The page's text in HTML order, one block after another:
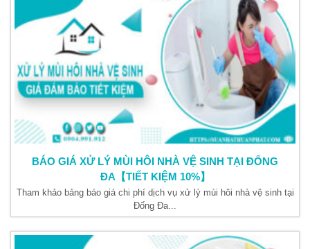
BÁO GIÁ XỬ LÝ MÙI HÔI NHÀ VỆ SINH TẠI ĐỐNG
ĐA【TIẾT KIỆM 10%】
Tham khảo bảng báo giá chi phí dịch vụ xử lý mùi hôi nhà vệ sinh tại
Đống Đa...